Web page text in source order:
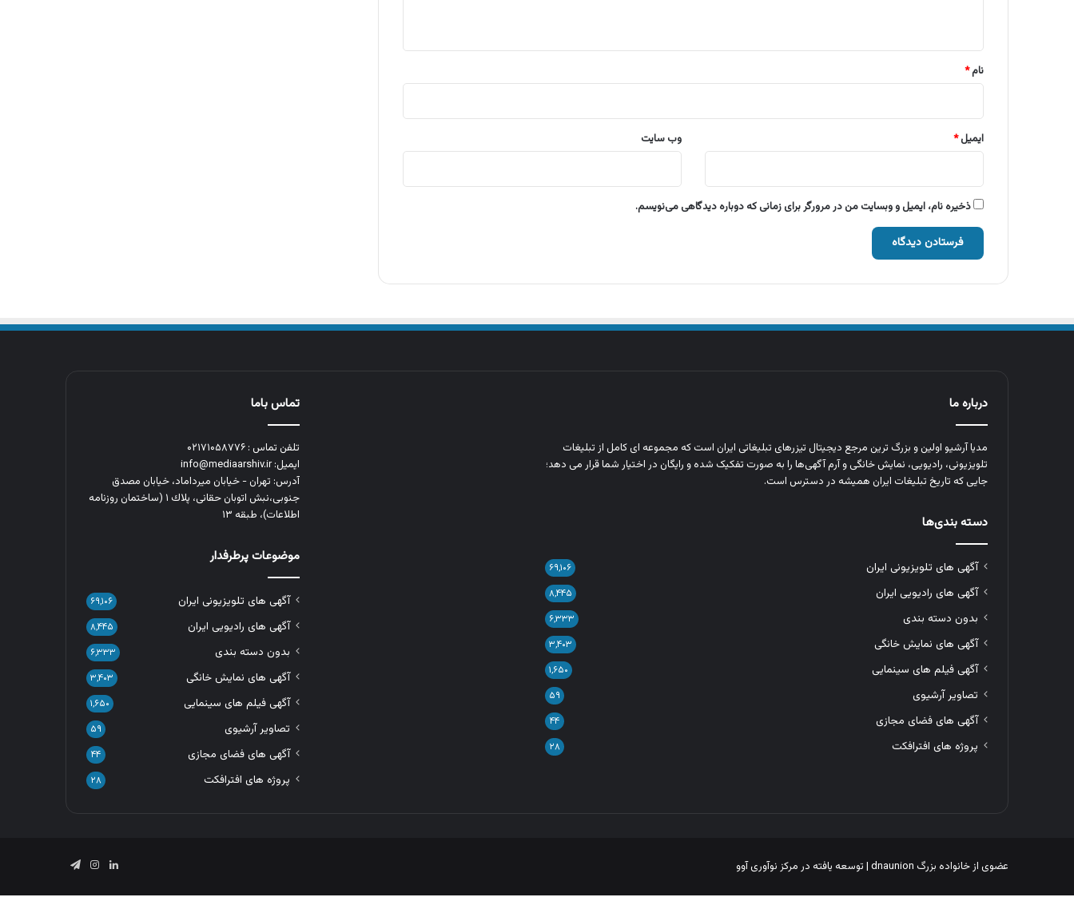
نام*
ایمیل* وب‌ سایت
ذخیره نام، ایمیل و وبسایت من در مرورگر برای زمانی که دوباره دیدگاهی می‌نویسم.
درباره ما
مدیا آرشیو اولین و بزرگ‌ ترین مرجع دیجیتال تیزرهای تبلیغاتی ایران است که مجموعه‌ ای کامل از تبلیغات
تلویزیونی، رادیویی، نمایش خانگی و آرم‌ آگهی‌ها را به‌ صورت تفکیک‌ شده و رایگان در اختیار شما قرار می‌ دهد؛
جایی که تاریخ تبلیغات ایران همیشه در دسترس است.
دسته بندی‌ها
آگهی های تلویزیونی ایران ۶۹,۱۰۶
آگهی های رادیویی ایران ۸,۴۴۵
بدون دسته بندی ۶,۳۳۳
آگهی های نمایش خانگی ۳,۴۰۳
آگهی فیلم های سینمایی ۱,۶۵۰
تصاویر آرشیوی ۵۹
آگهی های فضای مجازی ۴۴
پروژه های افترافکت ۲۸
تماس باما
تلفن تماس : ۰۲۱۷۱۰۵۸۷۷۶
ایمیل: info@mediaarshiv.ir
آدرس: تهران - خیابان میرداماد، خیابان مصدق
جنوبی،نبش اتوبان حقانی، پلاك ١ (ساختمان روزنامه
اطلاعات)، طبقه ۱۳
موضوعات پرطرفدار
آگهی های تلویزیونی ایران ۶۹,۱۰۶
آگهی های رادیویی ایران ۸,۴۴۵
بدون دسته بندی ۶,۳۳۳
آگهی های نمایش خانگی ۳,۴۰۳
آگهی فیلم های سینمایی ۱,۶۵۰
تصاویر آرشیوی ۵۹
آگهی های فضای مجازی ۴۴
پروژه های افترافکت ۲۸
عضوی از خانواده بزرگ dnaunion | توسعه یافته در مرکز نوآوری آوو لینکدیناینستاگرام
تلگرام